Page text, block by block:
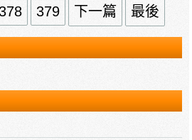
378 379 下一篇 最後